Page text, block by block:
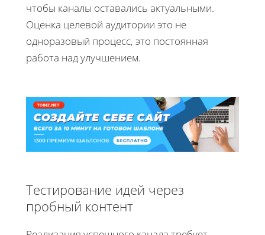
чтобы каналы оставались актуальными.
Оценка целевой аудитории это не
одноразовый процесс, это постоянная
работа над улучшением.
Тестирование идей через
пробный контент